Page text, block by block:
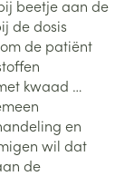
beetje aan de
de dosis
de patiënt
kwaad …
en
wil dat
de